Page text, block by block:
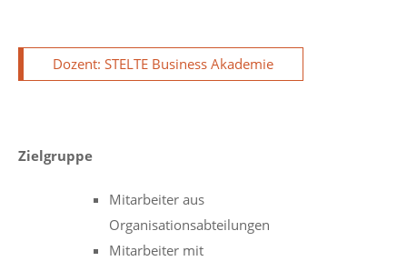
Dozent: STELTE Business Akademie
Zielgruppe
Mitarbeiter aus
Organisationsabteilungen
Mitarbeiter mit